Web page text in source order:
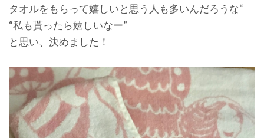
タオルをもらって嬉しいと思う人も多いんだろうな“
“私も貰ったら嬉しいなー”
と思い、決めました！